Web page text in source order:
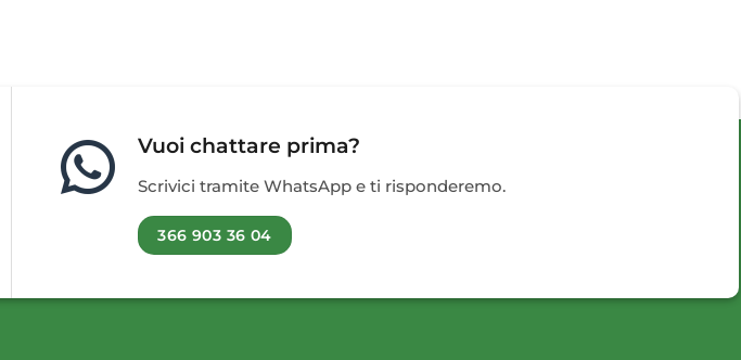
Vuoi chattare prima?
Scrivici tramite WhatsApp e ti risponderemo.
366 903 36 04